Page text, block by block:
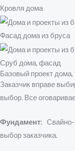
Кровля дома
Фасад дома из бруса
Сруб дома, фасад
Базовый проект дома,
Заказчик вправе
выбор. Все
Фундамент: Свайно-
выбор заказчика.